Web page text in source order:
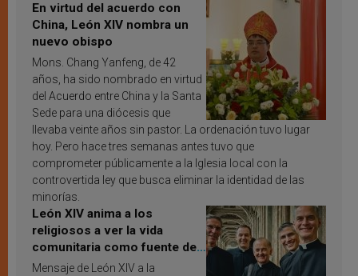
En virtud del acuerdo con
China, León XIV nombra un
nuevo obispo
Mons. Chang Yanfeng, de 42
años, ha sido nombrado en virtud
del Acuerdo entre China y la Santa
Sede para una diócesis que
llevaba veinte años sin pastor. La ordenación tuvo lugar
hoy. Pero hace tres semanas antes tuvo que
comprometer públicamente a la Iglesia local con la
controvertida ley que busca eliminar la identidad de las
minorías.
León XIV anima a los
religiosos a ver la vida
comunitaria como fuente de
inspiración y santificación
Mensaje de León XIV a la